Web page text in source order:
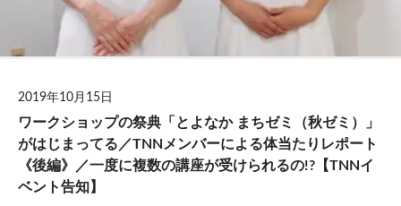
2019年10月15日
ワークショップの祭典「とよなか まちゼミ（秋ゼミ）」
がはじまってる／TNNメンバーによる体当たりレポート
《後編》／一度に複数の講座が受けられるの!?【TNNイ
ベント告知】